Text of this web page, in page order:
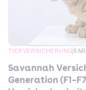
TIERVERSICHERUNG 5
Savannah
Generation